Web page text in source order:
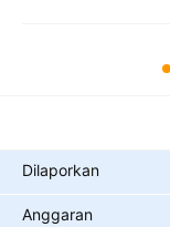
Dilaporkan
Anggaran